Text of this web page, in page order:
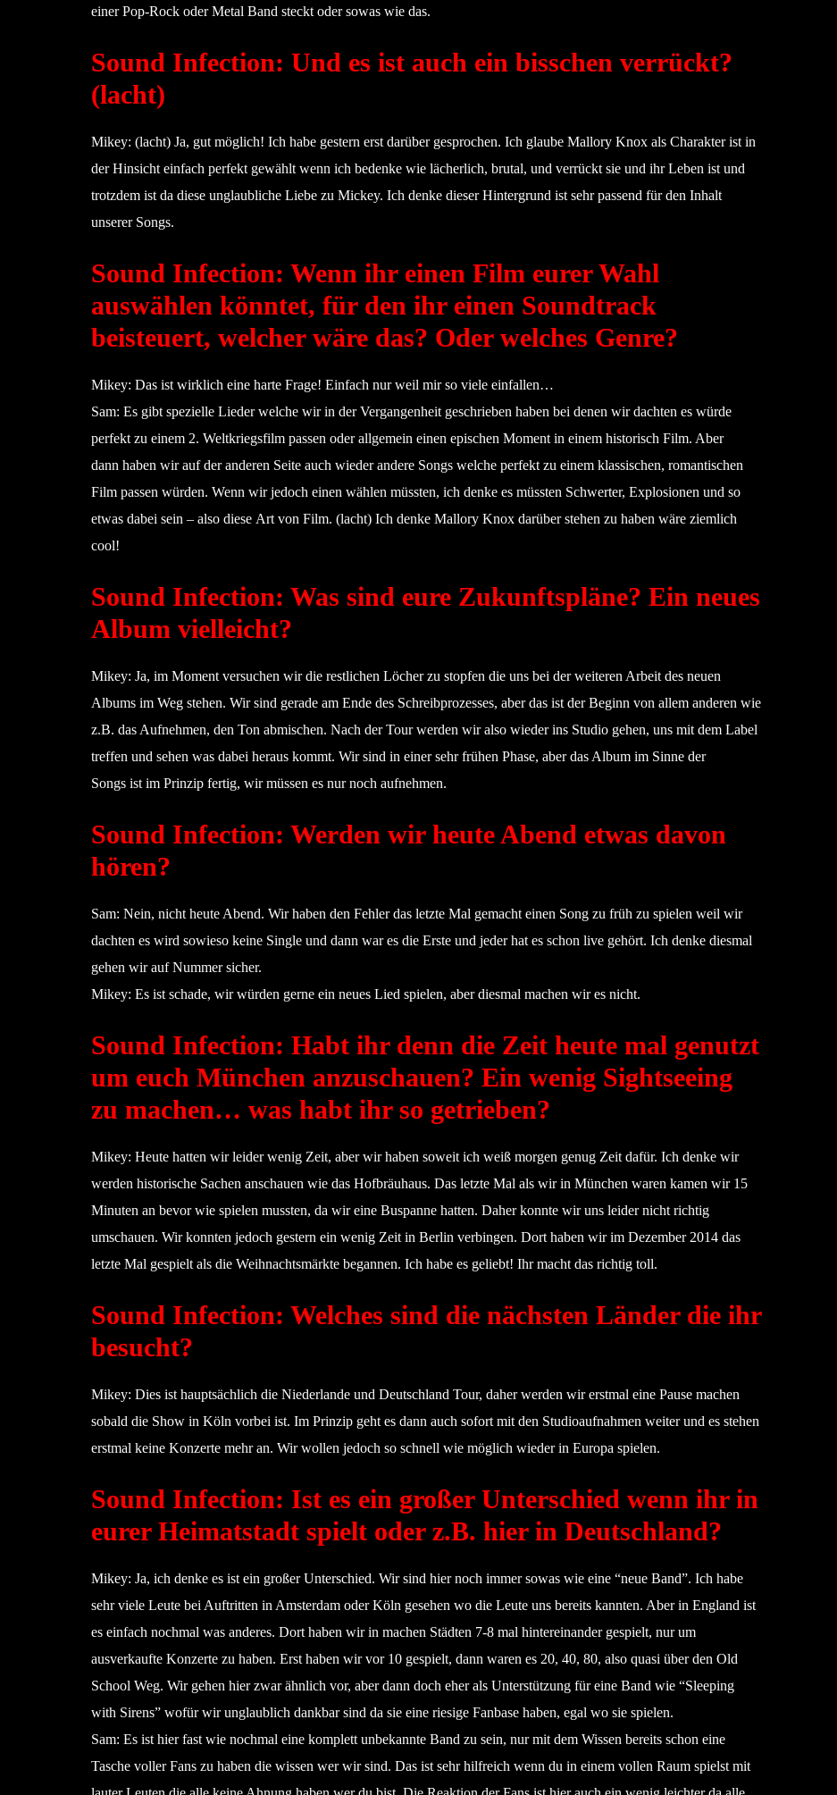
einer Pop-Rock oder Metal Band steckt oder sowas wie das.
Sound Infection: Und es ist auch ein bisschen verrückt?
(lacht)
Mikey: (lacht) Ja, gut möglich! Ich habe gestern erst darüber gesprochen. Ich glaube Mallory Knox als Charakter ist in
der Hinsicht einfach perfekt gewählt wenn ich bedenke wie lächerlich, brutal, und verrückt sie und ihr Leben ist und
trotzdem ist da diese unglaubliche Liebe zu Mickey. Ich denke dieser Hintergrund ist sehr passend für den Inhalt
unserer Songs.
Sound Infection: Wenn ihr einen Film eurer Wahl
auswählen könntet, für den ihr einen Soundtrack
beisteuert, welcher wäre das? Oder welches Genre?
Mikey: Das ist wirklich eine harte Frage! Einfach nur weil mir so viele einfallen…
Sam: Es gibt spezielle Lieder welche wir in der Vergangenheit geschrieben haben bei denen wir dachten es würde
perfekt zu einem 2. Weltkriegsfilm passen oder allgemein einen epischen Moment in einem historisch Film. Aber
dann haben wir auf der anderen Seite auch wieder andere Songs welche perfekt zu einem klassischen, romantischen
Film passen würden. Wenn wir jedoch einen wählen müssten, ich denke es müssten Schwerter, Explosionen und so
etwas dabei sein – also diese Art von Film. (lacht) Ich denke Mallory Knox darüber stehen zu haben wäre ziemlich
cool!
Sound Infection: Was sind eure Zukunftspläne? Ein neues
Album vielleicht?
Mikey: Ja, im Moment versuchen wir die restlichen Löcher zu stopfen die uns bei der weiteren Arbeit des neuen
Albums im Weg stehen. Wir sind gerade am Ende des Schreibprozesses, aber das ist der Beginn von allem anderen wie
z.B. das Aufnehmen, den Ton abmischen. Nach der Tour werden wir also wieder ins Studio gehen, uns mit dem Label
treffen und sehen was dabei heraus kommt. Wir sind in einer sehr frühen Phase, aber das Album im Sinne der
Songs ist im Prinzip fertig, wir müssen es nur noch aufnehmen.
Sound Infection: Werden wir heute Abend etwas davon
hören?
Sam: Nein, nicht heute Abend. Wir haben den Fehler das letzte Mal gemacht einen Song zu früh zu spielen weil wir
dachten es wird sowieso keine Single und dann war es die Erste und jeder hat es schon live gehört. Ich denke diesmal
gehen wir auf Nummer sicher.
Mikey: Es ist schade, wir würden gerne ein neues Lied spielen, aber diesmal machen wir es nicht.
Sound Infection: Habt ihr denn die Zeit heute mal genutzt
um euch München anzuschauen? Ein wenig Sightseeing
zu machen… was habt ihr so getrieben?
Mikey: Heute hatten wir leider wenig Zeit, aber wir haben soweit ich weiß morgen genug Zeit dafür. Ich denke wir
werden historische Sachen anschauen wie das Hofbräuhaus. Das letzte Mal als wir in München waren kamen wir 15
Minuten an bevor wie spielen mussten, da wir eine Buspanne hatten. Daher konnte wir uns leider nicht richtig
umschauen. Wir konnten jedoch gestern ein wenig Zeit in Berlin verbingen. Dort haben wir im Dezember 2014 das
letzte Mal gespielt als die Weihnachtsmärkte begannen. Ich habe es geliebt! Ihr macht das richtig toll.
Sound Infection: Welches sind die nächsten Länder die ihr
besucht?
Mikey: Dies ist hauptsächlich die Niederlande und Deutschland Tour, daher werden wir erstmal eine Pause machen
sobald die Show in Köln vorbei ist. Im Prinzip geht es dann auch sofort mit den Studioaufnahmen weiter und es stehen
erstmal keine Konzerte mehr an. Wir wollen jedoch so schnell wie möglich wieder in Europa spielen.
Sound Infection: Ist es ein großer Unterschied wenn ihr in
eurer Heimatstadt spielt oder z.B. hier in Deutschland?
Mikey: Ja, ich denke es ist ein großer Unterschied. Wir sind hier noch immer sowas wie eine “neue Band”. Ich habe
sehr viele Leute bei Auftritten in Amsterdam oder Köln gesehen wo die Leute uns bereits kannten. Aber in England ist
es einfach nochmal was anderes. Dort haben wir in machen Städten 7-8 mal hintereinander gespielt, nur um
ausverkaufte Konzerte zu haben. Erst haben wir vor 10 gespielt, dann waren es 20, 40, 80, also quasi über den Old
School Weg. Wir gehen hier zwar ähnlich vor, aber dann doch eher als Unterstützung für eine Band wie “Sleeping
with Sirens” wofür wir unglaublich dankbar sind da sie eine riesige Fanbase haben, egal wo sie spielen.
Sam: Es ist hier fast wie nochmal eine komplett unbekannte Band zu sein, nur mit dem Wissen bereits schon eine
Tasche voller Fans zu haben die wissen wer wir sind. Das ist sehr hilfreich wenn du in einem vollen Raum spielst mit